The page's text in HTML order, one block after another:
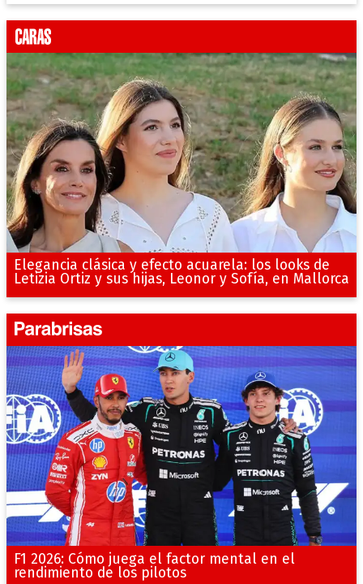
Elegancia clásica y efecto acuarela: los looks de
Letizia Ortiz y sus hijas, Leonor y Sofía, en Mallorca
F1 2026: Cómo juega el factor mental en el
rendimiento de los pilotos